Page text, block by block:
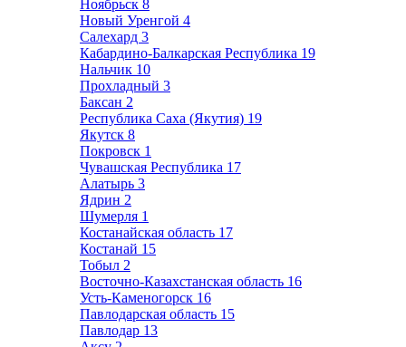
Ноябрьск 8
Новый Уренгой 4
Салехард 3
Кабардино-Балкарская Республика 19
Нальчик 10
Прохладный 3
Баксан 2
Республика Саха (Якутия) 19
Якутск 8
Покровск 1
Чувашская Республика 17
Алатырь 3
Ядрин 2
Шумерля 1
Костанайская область 17
Костанай 15
Тобыл 2
Восточно-Казахстанская область 16
Усть-Каменогорск 16
Павлодарская область 15
Павлодар 13